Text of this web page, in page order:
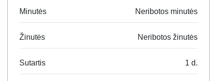
Minutės Neribotos minutės
Žinutės Neribotos žinutės
Sutartis 1 d.